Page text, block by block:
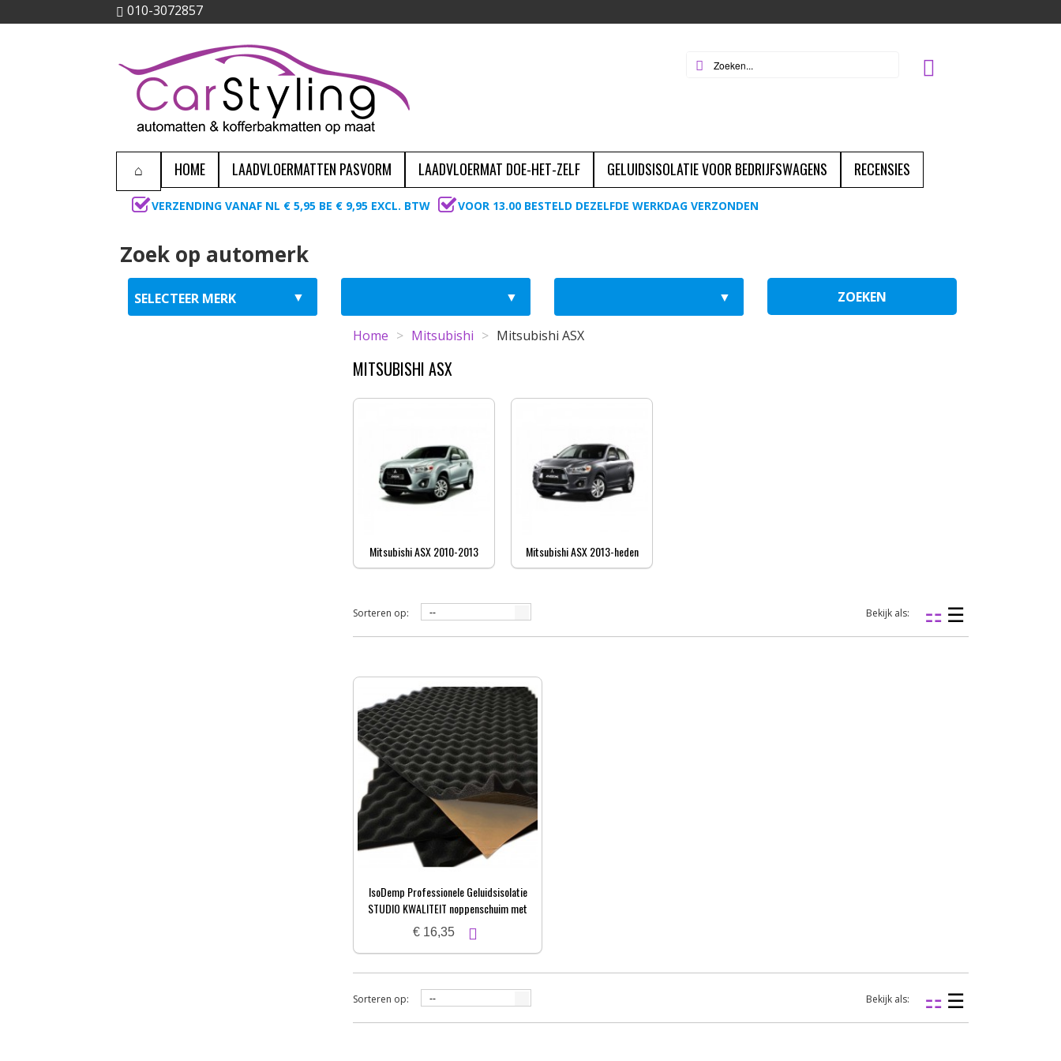
010-3072857
HOME LAADVLOERMATTEN PASVORM LAADVLOERMAT DOE-HET-ZELF GELUIDSISOLATIE VOOR BEDRIJFSWAGENS RECENSIES
VERZENDING VANAF NL € 5,95 BE € 9,95 EXCL. BTW VOOR 13.00 BESTELD DEZELFDE WERKDAG VERZONDEN
Zoek op automerk
ZOEKEN
Home > Mitsubishi > Mitsubishi ASX
MITSUBISHI ASX
Mitsubishi ASX 2010-2013 Mitsubishi ASX 2013-heden
Sorteren op: -- Bekijk als:
IsoDemp Professionele Geluidsisolatie
STUDIO KWALITEIT noppenschuim met
zelfkl. laag | 3x50x100cm
€ 16,35
Sorteren op: -- Bekijk als: